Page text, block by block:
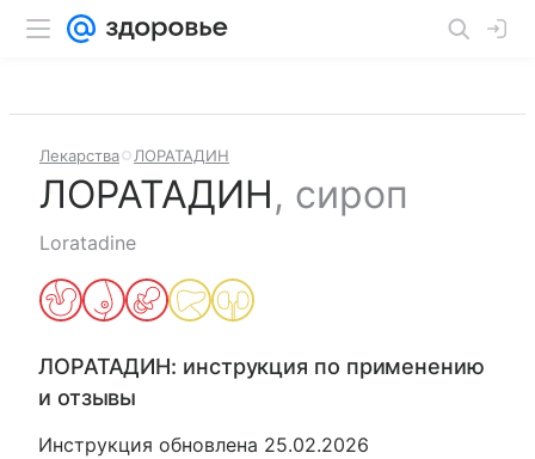
Лекарства ЛОРАТАДИН
ЛОРАТАДИН, сироп
Loratadine
ЛОРАТАДИН: инструкция по применению
и отзывы
Инструкция обновлена 25.02.2026